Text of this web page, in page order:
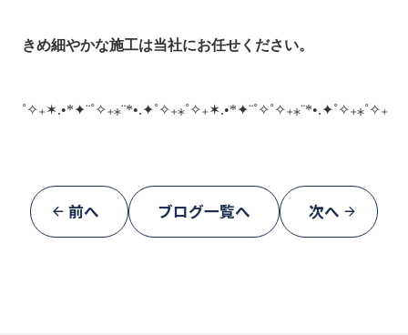
きめ細やかな施工は当社にお任せください。
˚✧₊✶.•*✦¨˚✧₊⁎¨*•.✦˚✧₊⁎˚✧₊✶.•*✦¨˚✧˚✧₊⁎¨*•.✦˚✧₊⁎˚✧₊
前へ ブログ一覧へ 次へ